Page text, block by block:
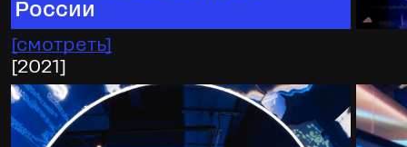
России
[смотреть]
[2021]